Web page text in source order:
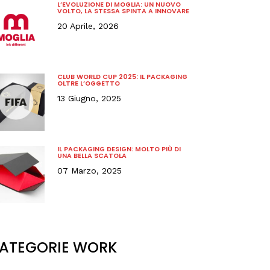
L’EVOLUZIONE DI MOGLIA: UN NUOVO
VOLTO, LA STESSA SPINTA A INNOVARE
20 Aprile, 2026
CLUB WORLD CUP 2025: IL PACKAGING
OLTRE L’OGGETTO
13 Giugno, 2025
IL PACKAGING DESIGN: MOLTO PIÙ DI
UNA BELLA SCATOLA
07 Marzo, 2025
WORK